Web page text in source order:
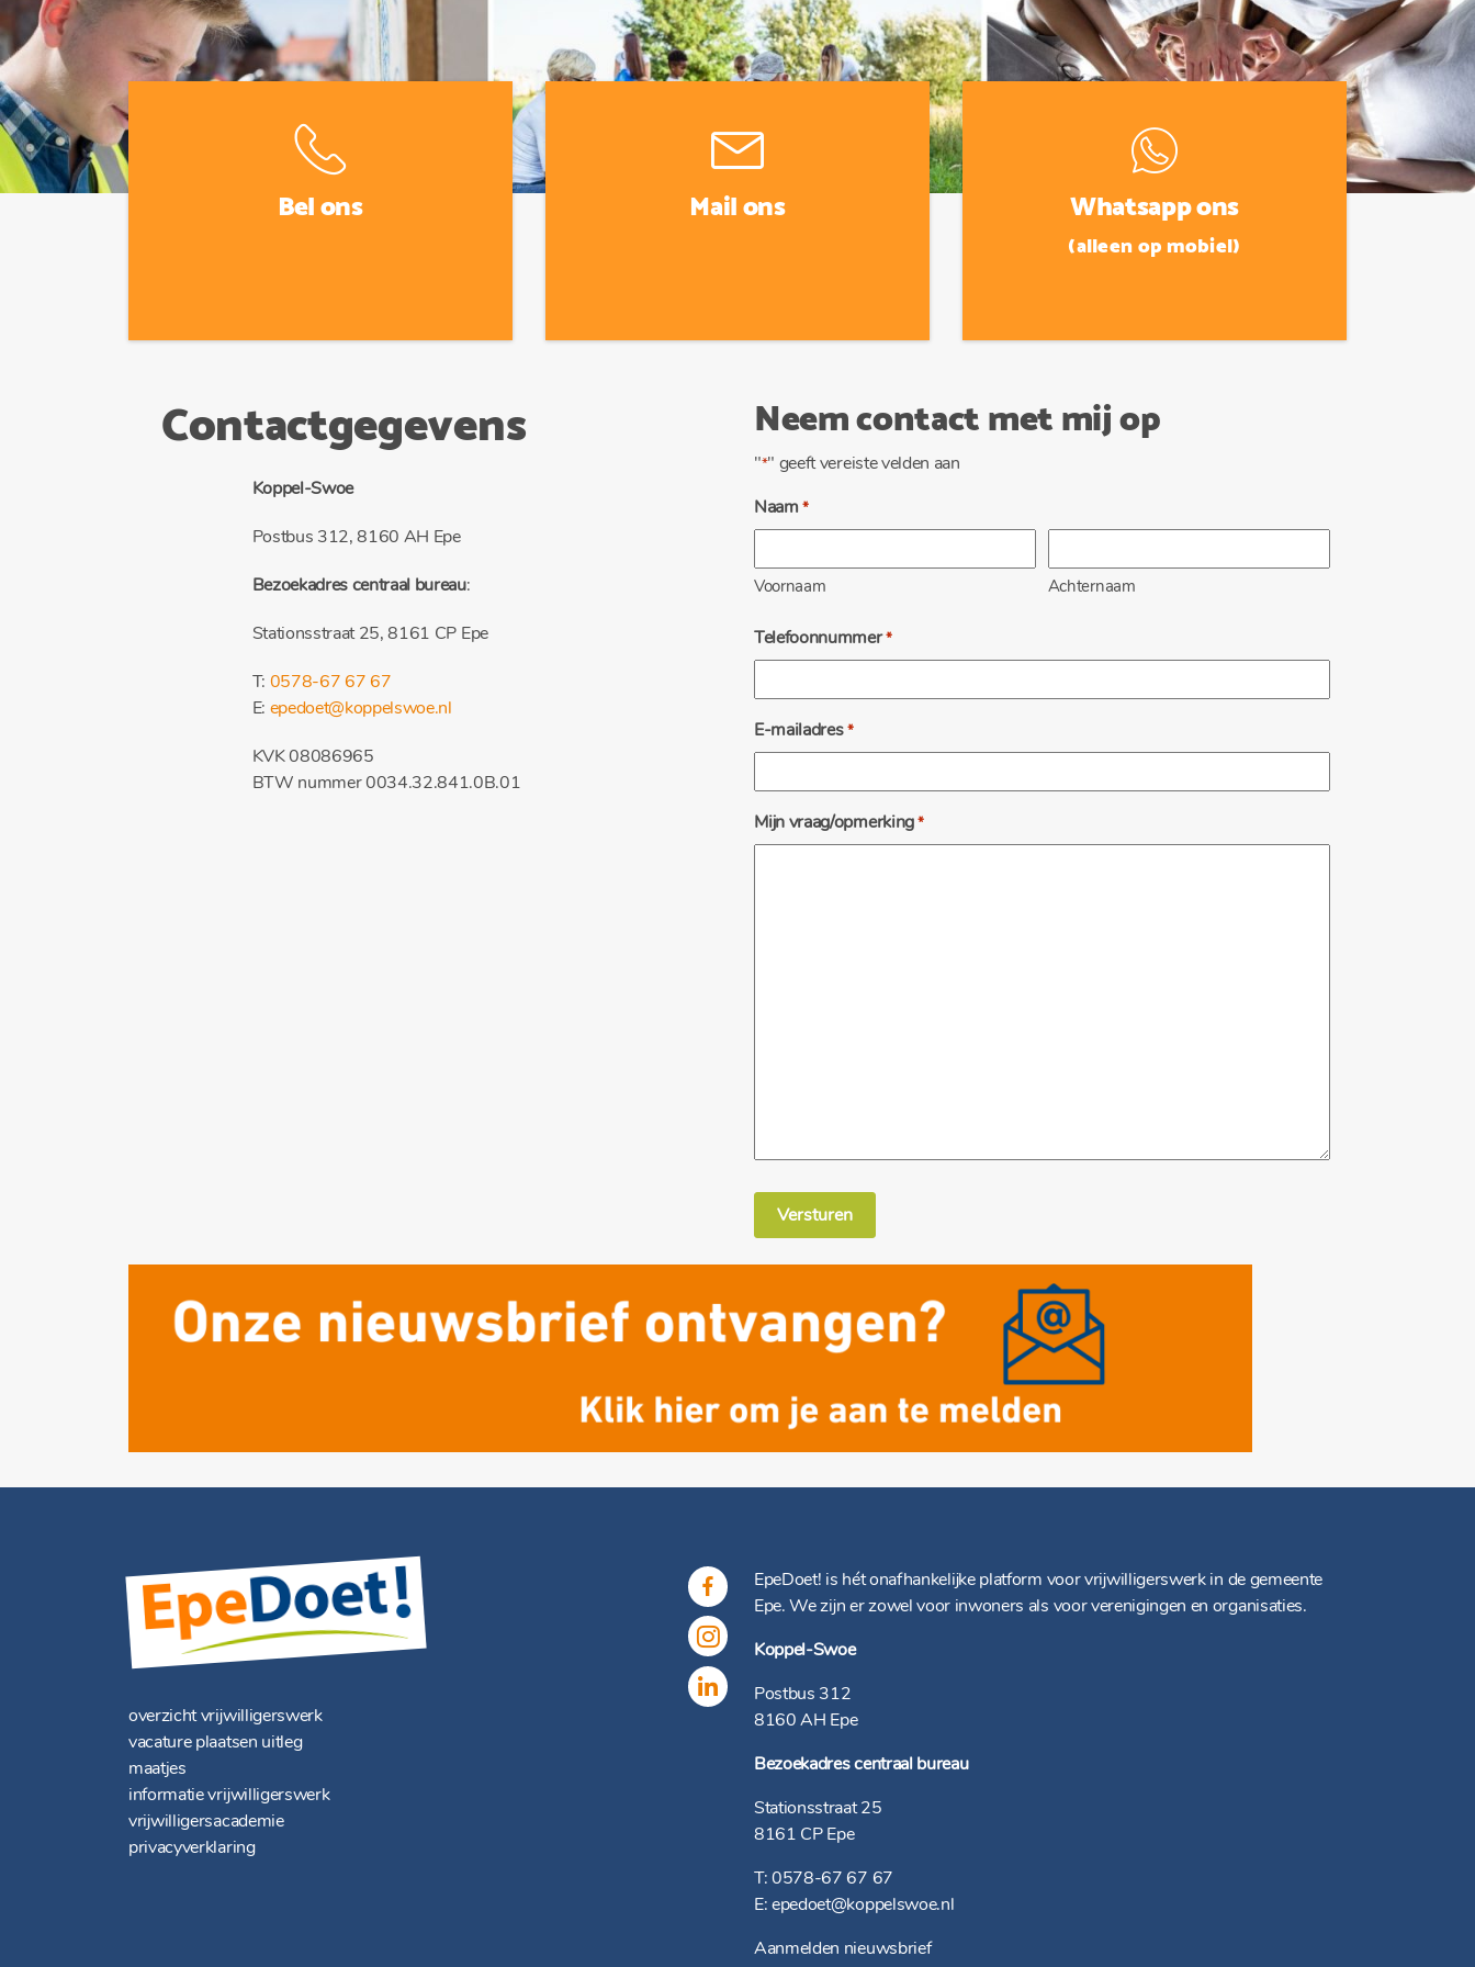
Bel ons Mail ons Whatsapp ons
(alleen op mobiel)
Contactgegevens
Koppel-Swoe
Postbus 312, 8160 AH Epe
Bezoekadres centraal bureau:
Stationsstraat 25, 8161 CP Epe
T: 0578-67 67 67
E: epedoet@koppelswoe.nl
KVK 08086965
BTW nummer 0034.32.841.0B.01
Neem contact met mij op
"*" geeft vereiste velden aan
Naam *
Voornaam Achternaam
Telefoonnummer*
E-mailadres*
Mijn vraag/opmerking*
Versturen
overzicht vrijwilligerswerk
vacature plaatsen uitleg
maatjes
informatie vrijwilligerswerk
vrijwilligersacademie
privacyverklaring
EpeDoet! is hét onafhankelijke platform voor vrijwilligerswerk in de gemeente
Epe. We zijn er zowel voor inwoners als voor verenigingen en organisaties.
Koppel-Swoe
Postbus 312
8160 AH Epe
Bezoekadres centraal bureau
Stationsstraat 25
8161 CP Epe
T:0578-67 67 67
E:epedoet@koppelswoe.nl
Aanmelden nieuwsbrief